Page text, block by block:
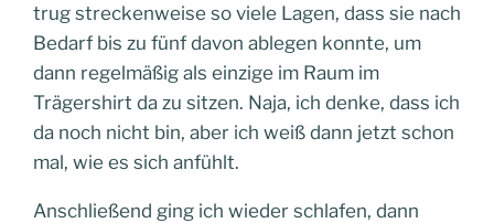
trug streckenweise so viele Lagen, dass sie nach
Bedarf bis zu fünf davon ablegen konnte, um
dann regelmäßig als einzige im Raum im
Trägershirt da zu sitzen. Naja, ich denke, dass ich
da noch nicht bin, aber ich weiß dann jetzt schon
mal, wie es sich anfühlt.
Anschließend ging ich wieder schlafen, dann